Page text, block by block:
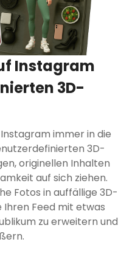
Instagram
3D-
immer in die
3D-
originellen Inhalten
auf sich ziehen.
Fotos in auffällige 3D-
Ihren Feed mit etwas
zu erweitern und